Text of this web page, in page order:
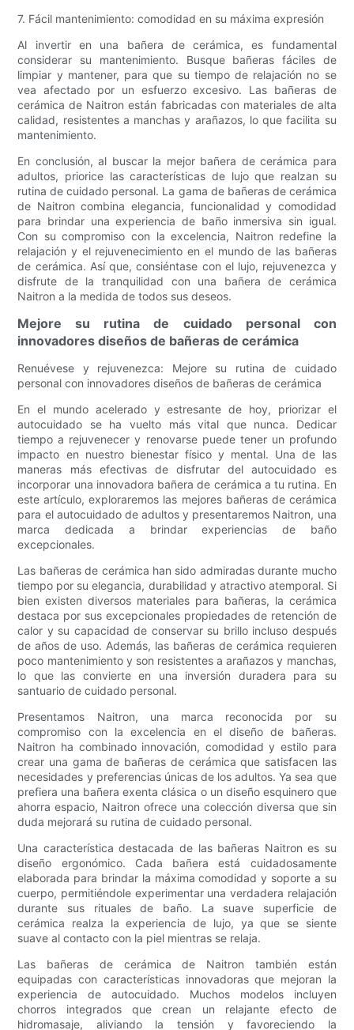
7. Fácil mantenimiento: comodidad en su máxima expresión
Al invertir en una bañera de cerámica, es fundamental
considerar su mantenimiento. Busque bañeras fáciles de
limpiar y mantener, para que su tiempo de relajación no se
vea afectado por un esfuerzo excesivo. Las bañeras de
cerámica de Naitron están fabricadas con materiales de alta
calidad, resistentes a manchas y arañazos, lo que facilita su
mantenimiento.
En conclusión, al buscar la mejor bañera de cerámica para
adultos, priorice las características de lujo que realzan su
rutina de cuidado personal. La gama de bañeras de cerámica
de Naitron combina elegancia, funcionalidad y comodidad
para brindar una experiencia de baño inmersiva sin igual.
Con su compromiso con la excelencia, Naitron redefine la
relajación y el rejuvenecimiento en el mundo de las bañeras
de cerámica. Así que, consiéntase con el lujo, rejuvenezca y
disfrute de la tranquilidad con una bañera de cerámica
Naitron a la medida de todos sus deseos.
Mejore su rutina de cuidado personal con
innovadores diseños de bañeras de cerámica
Renuévese y rejuvenezca: Mejore su rutina de cuidado
personal con innovadores diseños de bañeras de cerámica
En el mundo acelerado y estresante de hoy, priorizar el
autocuidado se ha vuelto más vital que nunca. Dedicar
tiempo a rejuvenecer y renovarse puede tener un profundo
impacto en nuestro bienestar físico y mental. Una de las
maneras más efectivas de disfrutar del autocuidado es
incorporar una innovadora bañera de cerámica a tu rutina. En
este artículo, exploraremos las mejores bañeras de cerámica
para el autocuidado de adultos y presentaremos Naitron, una
marca dedicada a brindar experiencias de baño
excepcionales.
Las bañeras de cerámica han sido admiradas durante mucho
tiempo por su elegancia, durabilidad y atractivo atemporal. Si
bien existen diversos materiales para bañeras, la cerámica
destaca por sus excepcionales propiedades de retención de
calor y su capacidad de conservar su brillo incluso después
de años de uso. Además, las bañeras de cerámica requieren
poco mantenimiento y son resistentes a arañazos y manchas,
lo que las convierte en una inversión duradera para su
santuario de cuidado personal.
Presentamos Naitron, una marca reconocida por su
compromiso con la excelencia en el diseño de bañeras.
Naitron ha combinado innovación, comodidad y estilo para
crear una gama de bañeras de cerámica que satisfacen las
necesidades y preferencias únicas de los adultos. Ya sea que
prefiera una bañera exenta clásica o un diseño esquinero que
ahorra espacio, Naitron ofrece una colección diversa que sin
duda mejorará su rutina de cuidado personal.
Una característica destacada de las bañeras Naitron es su
diseño ergonómico. Cada bañera está cuidadosamente
elaborada para brindar la máxima comodidad y soporte a su
cuerpo, permitiéndole experimentar una verdadera relajación
durante sus rituales de baño. La suave superficie de
cerámica realza la experiencia de lujo, ya que se siente
suave al contacto con la piel mientras se relaja.
Las bañeras de cerámica de Naitron también están
equipadas con características innovadoras que mejoran la
experiencia de autocuidado. Muchos modelos incluyen
chorros integrados que crean un relajante efecto de
hidromasaje, aliviando la tensión y favoreciendo la